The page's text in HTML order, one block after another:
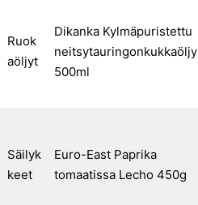
Ruok
aöljyt
Dikanka Kylmäpuristettu
neitsytauringonkukkaöljy
500ml
Säilyk
keet
Euro-East Paprika
tomaatissa Lecho 450g